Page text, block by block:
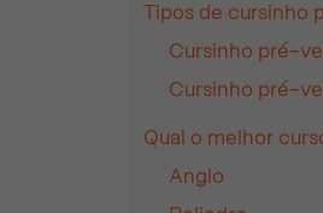
Tipos de cursinho
Cursinho pré-
Cursinho pré-
Qual o melhor
Anglo